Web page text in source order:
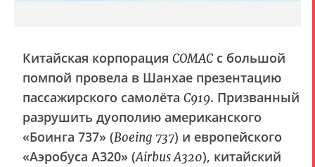
Китайская корпорация COMAC с большой
помпой провела в Шанхае презентацию
пассажирского самолёта C919. Призванный
разрушить дуополию американского
«Боинга 737» (Boeing 737) и европейского
«Аэробуса A320» (Airbus A320), китайский